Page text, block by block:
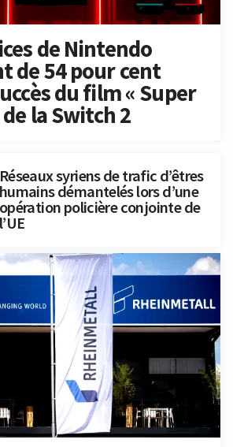
de Nintendo
de 54 pour cent
du film « Super
la Switch 2
Réseaux syriens de trafic d’êtres
humains démantelés lors d’une
opération policière conjointe de
l’UE